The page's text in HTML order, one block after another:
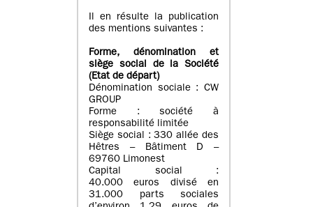
Il en résulte la publication
des mentions suivantes :
Forme, dénomination et
siège social de la Société
(Etatde départ)
Dénomination sociale : CW
GROUP
Forme : société à
responsabilité limitée
Siège social : 330 allée des
Hêtres – Bâtiment D –
69760 Limonest
Capital social :
40.000 euros divisé en
31.000 parts sociales